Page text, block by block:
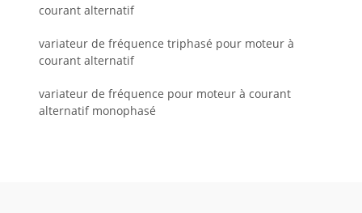
courant alternatif
variateur de fréquence triphasé pour moteur à
courant alternatif
variateur de fréquence pour moteur à courant
alternatif monophasé